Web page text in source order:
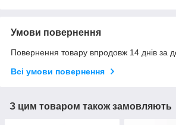
Умови повернення
Повернення товару впродовж 14 днів за
Всі умови повернення
З цим товаром також замовляють